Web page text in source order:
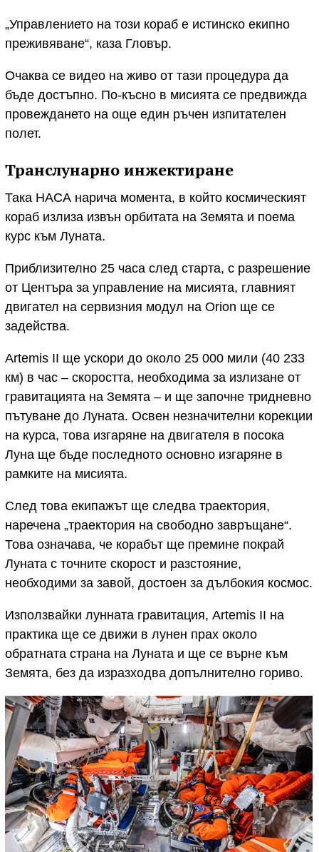
„Управлението на този кораб е истинско екипно
преживяване“, каза Гловър.
Очаква се видео на живо от тази процедура да
бъде достъпно. По-късно в мисията се предвижда
провеждането на още един ръчен изпитателен
полет.
Транслунарно инжектиране
Така НАСА нарича момента, в който космическият
кораб излиза извън орбитата на Земята и поема
курс към Луната.
Приблизително 25 часа след старта, с разрешение
от Центъра за управление на мисията, главният
двигател на сервизния модул на Orion ще се
задейства.
Artemis II ще ускори до около 25 000 мили (40 233
км) в час – скоростта, необходима за излизане от
гравитацията на Земята – и ще започне тридневно
пътуване до Луната. Освен незначителни корекции
на курса, това изгаряне на двигателя в посока
Луна ще бъде последното основно изгаряне в
рамките на мисията.
След това екипажът ще следва траектория,
наречена „траектория на свободно завръщане“.
Това означава, че корабът ще премине покрай
Луната с точните скорост и разстояние,
необходими за завой, достоен за дълбокия космос.
Използвайки лунната гравитация, Artemis II на
практика ще се движи в лунен прах около
обратната страна на Луната и ще се върне към
Земята, без да изразходва допълнително гориво.